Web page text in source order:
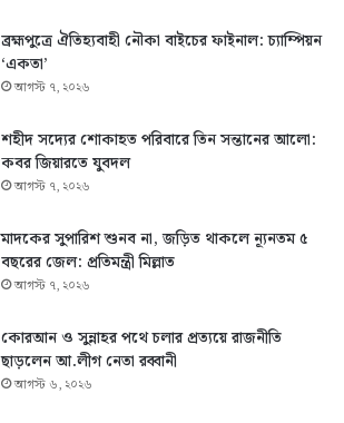
ব্রহ্মপুত্রে ঐতিহ্যবাহী নৌকা বাইচের ফাইনাল: চ্যাম্পিয়ন
‘একতা’
আগস্ট ৭, ২০২৬
শহীদ সদ্যের শোকাহত পরিবারে তিন সন্তানের আলো:
কবর জিয়ারতে যুবদল
আগস্ট ৭, ২০২৬
মাদকের সুপারিশ শুনব না, জড়িত থাকলে ন্যূনতম ৫
বছরের জেল: প্রতিমন্ত্রী মিল্লাত
আগস্ট ৭, ২০২৬
কোরআন ও সুন্নাহর পথে চলার প্রত্যয়ে রাজনীতি
ছাড়লেন আ.লীগ নেতা রব্বানী
আগস্ট ৬, ২০২৬